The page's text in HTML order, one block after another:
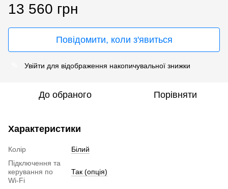
13 560 грн
Повідомити, коли з'явиться
Увійти для відображення накопичувальної знижки
До обраного Порівняти
Характеристики
Колір
Білий
Підключення та
керування по
Wi-Fi
Так (опція)